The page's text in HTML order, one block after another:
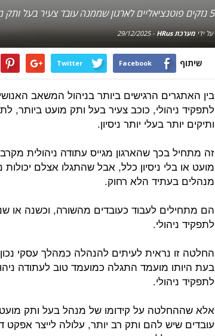
5 נזקים פוטנציאליים לארגון שממנה עובד צעיר בעל ותק מועט לתפקיד מנהל, כאשר בין הכפיפים לו יש עובד או עובדים ותיקים יותר
על ידימערכת HRus -
29/12/2025
שיתוף Facebook
Twitter
בין האתגרים הרגישים ביותר בניהול המשאב
לתפקיד ניהולי, כוכב צעיר בעל ותק מועט ביותר,
ותיקים יותר בעלי יותר ניסיון.
זה מתחיל בכך שהארגון מגייס עתודה ניהולית מקרב
מועט או בלי ניסיון כלל, אבל שהתגלו אצלם יכולות
מנהלים בעתיד הלא רחוק.
הם מתחילים לעבוד כעובדים מהשורה, וכשנה או
לתפקיד ניהולי.
החלטה זו נראית לעיתים להנהלה כמהלך עסקי
בעת היותו מועמד התגלה כמועמד טוב לעתודה
לתפקיד ניהולי.
אלא שההחלטה על קידומו של מנהל בעל ותק מועט
עובדים שיש להם ותק רב יותר, עלולה לייצר אפקט